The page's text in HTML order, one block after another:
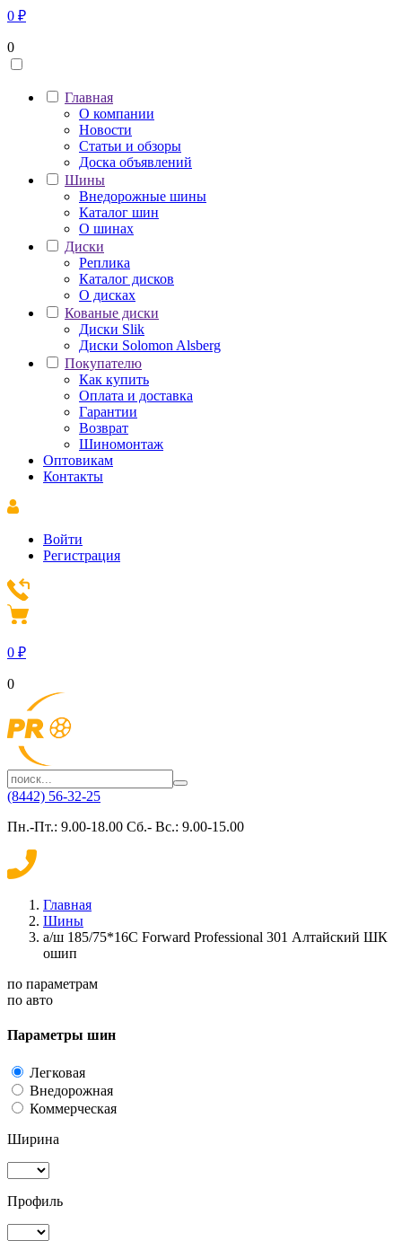
0 ₽
0
Главная
О компании
Новости
Статьи и обзоры
Доска объявлений
Шины
Внедорожные шины
Каталог шин
О шинах
Диски
Реплика
Каталог дисков
О дисках
Кованые диски
Диски Slik
Диски Solomon Alsberg
Покупателю
Как купить
Оплата и доставка
Гарантии
Возврат
Шиномонтаж
Оптовикам
Контакты
Войти
Регистрация
0 ₽
0
(8442) 56-32-25
Пн.-Пт.: 9.00-18.00 Сб.- Вс.: 9.00-15.00
Главная
Шины
а/ш 185/75*16C Forward Professional 301 Алтайский ШК
ошип
по параметрам
по авто
Параметры шин
Легковая
Внедорожная
Коммерческая
Ширина
Профиль